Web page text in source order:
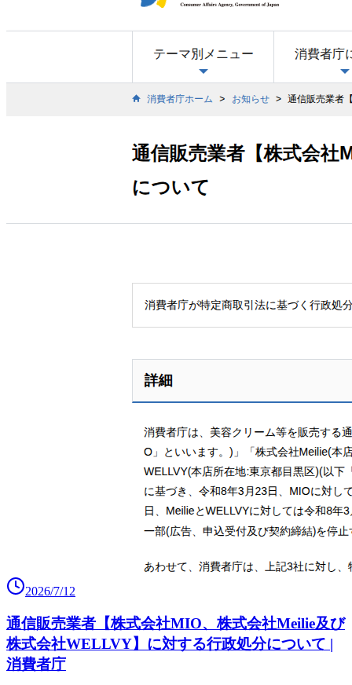
2026/7/12
通信販売業者【株式会社MIO、株式会社Meilie及び
株式会社WELLVY】に対する行政処分について |
消費者庁